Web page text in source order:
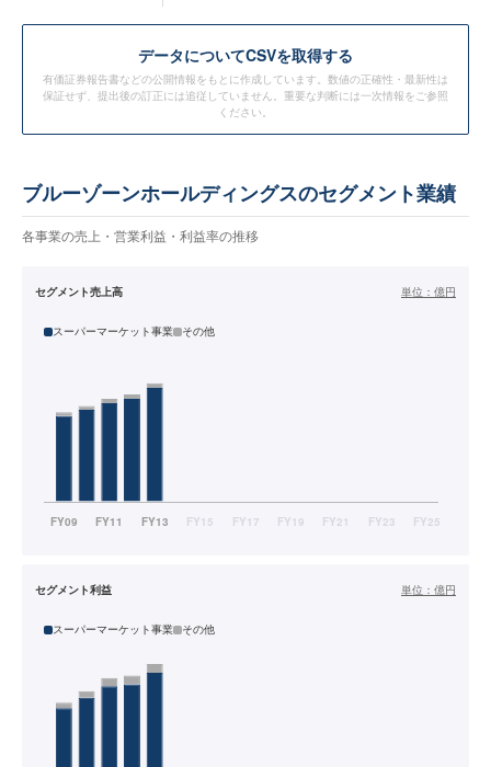
データについてCSVを取得する
有価証券報告書などの公開情報をもとに作成しています。数値の正確性・最新性は
保証せず、提出後の訂正には追従していません。重要な判断には一次情報をご参照
ください。
ブルーゾーンホールディングスのセグメント業績
各事業の売上・営業利益・利益率の推移
セグメント売上高 単位： 億円
スーパーマーケット事業 その他
セグメント利益 単位： 億円
スーパーマーケット事業 その他